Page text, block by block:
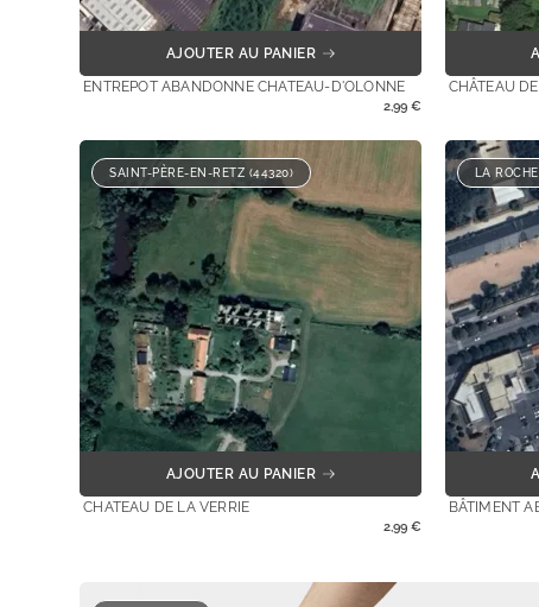
AJOUTER AU PANIER
ENTREPOT ABANDONNE CHATEAU-D'OLONNE
2,99 €
CHÂTEAU
SAINT-PÈRE-EN-RETZ (44320)
AJOUTER AU PANIER
CHATEAU DE LA VERRIE
2,99 €
LA
BÂTIMENT